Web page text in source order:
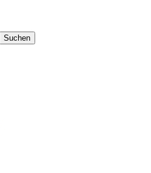
Suchen